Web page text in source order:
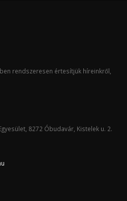
rendszeresen értesítjük híreinkről,
8272 Óbudavár, Kistelek u. 2.